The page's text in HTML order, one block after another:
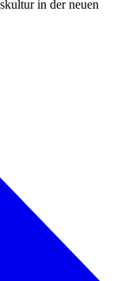
in der neuen